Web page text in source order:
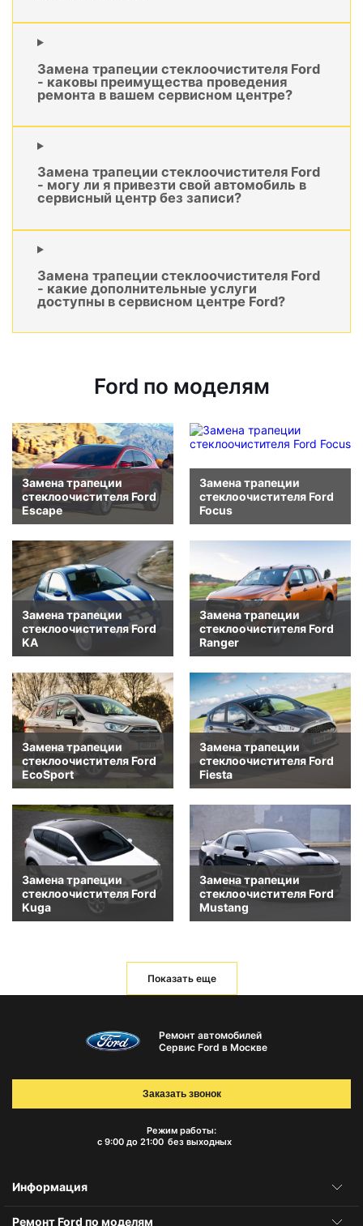
Замена трапеции стеклоочистителя Ford
- каковы преимущества проведения
ремонта в вашем сервисном центре?
Замена трапеции стеклоочистителя Ford
- могу ли я привезти свой автомобиль в
сервисный центр без записи?
Замена трапеции стеклоочистителя Ford
- какие дополнительные услуги
доступны в сервисном центре Ford?
Ford по моделям
Замена трапеции
стеклоочистителя Ford
Escape
Замена трапеции
стеклоочистителя Ford
Focus
Замена трапеции
стеклоочистителя Ford
KA
Замена трапеции
стеклоочистителя Ford
Ranger
Замена трапеции
стеклоочистителя Ford
EcoSport
Замена трапеции
стеклоочистителя Ford
Fiesta
Замена трапеции
стеклоочистителя Ford
Kuga
Замена трапеции
стеклоочистителя Ford
Mustang
Показать еще
Ремонт автомобилей
Сервис Ford в Москве
Режим работы:
с 9:00 до 21:00 без выходных
Заказать звонок
Информация
Ремонт Ford по моделям